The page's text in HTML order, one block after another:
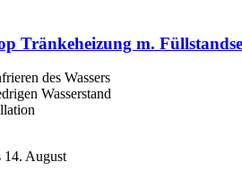
Tränkeheizung m.
des Wassers
Wasserstand
14. August